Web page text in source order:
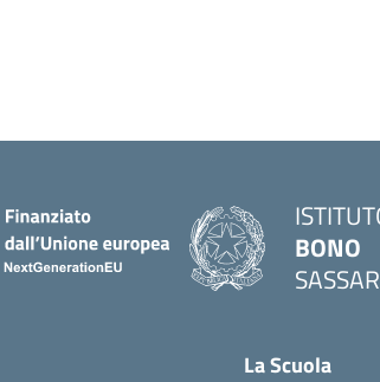
BONO
La Scuola